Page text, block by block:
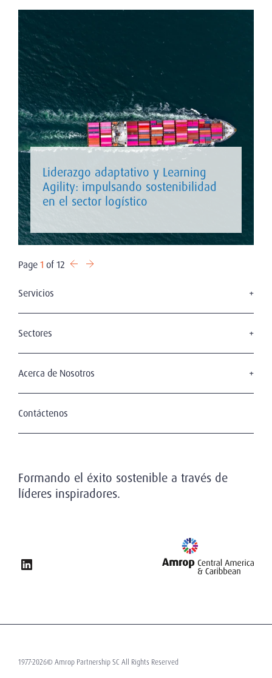
Liderazgo adaptativo y Learning
Agility: impulsando sostenibilidad
en el sector logístico
Page1 of 12
Servicios
Executive Search
Leadership Assessment
Sectores
Automotriz e Industrial
Ciencias Médicas y de la Salud
Acerca de Nosotros
Historia
Protección de Datos
Contáctenos
Formando el éxito sostenible a través de
líderes inspiradores.
1977-2026© Amrop Partnership SC All Rights Reserved